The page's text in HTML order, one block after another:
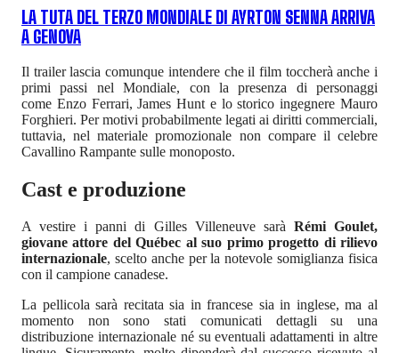
LA TUTA DEL TERZO MONDIALE DI AYRTON SENNA ARRIVA
A GENOVA
Il trailer lascia comunque intendere che il film toccherà anche i
primi passi nel Mondiale, con la presenza di personaggi
come Enzo Ferrari, James Hunt e lo storico ingegnere Mauro
Forghieri. Per motivi probabilmente legati ai diritti commerciali,
tuttavia, nel materiale promozionale non compare il celebre
Cavallino Rampante sulle monoposto.
Cast e produzione
A vestire i panni di Gilles Villeneuve sarà Rémi Goulet,
giovane attore del Québec al suo primo progetto di rilievo
internazionale, scelto anche per la notevole somiglianza fisica
con il campione canadese.
La pellicola sarà recitata sia in francese sia in inglese, ma al
momento non sono stati comunicati dettagli su una
distribuzione internazionale né su eventuali adattamenti in altre